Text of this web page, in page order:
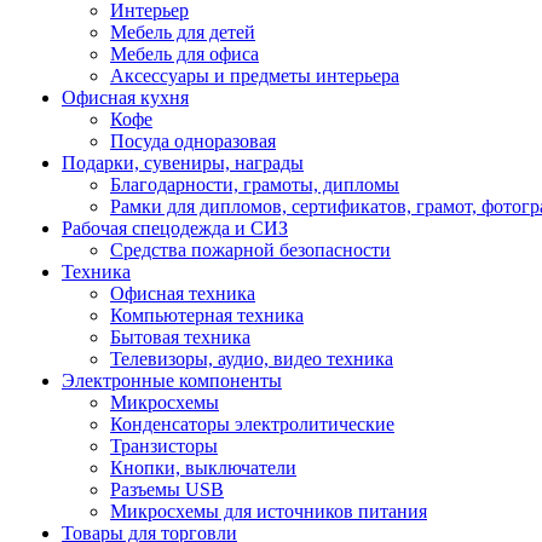
Интерьер
Мебель для детей
Мебель для офиса
Аксессуары и предметы интерьера
Офисная кухня
Кофе
Посуда одноразовая
Подарки, сувениры, награды
Благодарности, грамоты, дипломы
Рамки для дипломов, сертификатов, грамот,
Рабочая спецодежда и СИЗ
Средства пожарной безопасности
Техника
Офисная техника
Компьютерная техника
Бытовая техника
Телевизоры, аудио, видео техника
Электронные компоненты
Микросхемы
Конденсаторы электролитические
Транзисторы
Кнопки, выключатели
Разъемы USB
Микросхемы для источников питания
Товары для торговли